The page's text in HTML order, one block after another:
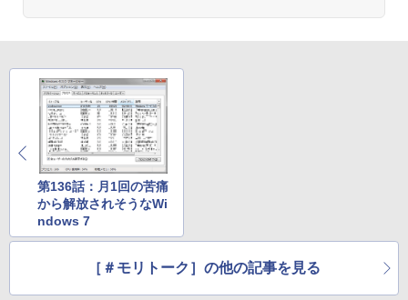
第136話：月1回の苦痛
から解放されそうなWi
ndows 7
［＃モリトーク］の他の記事を見る